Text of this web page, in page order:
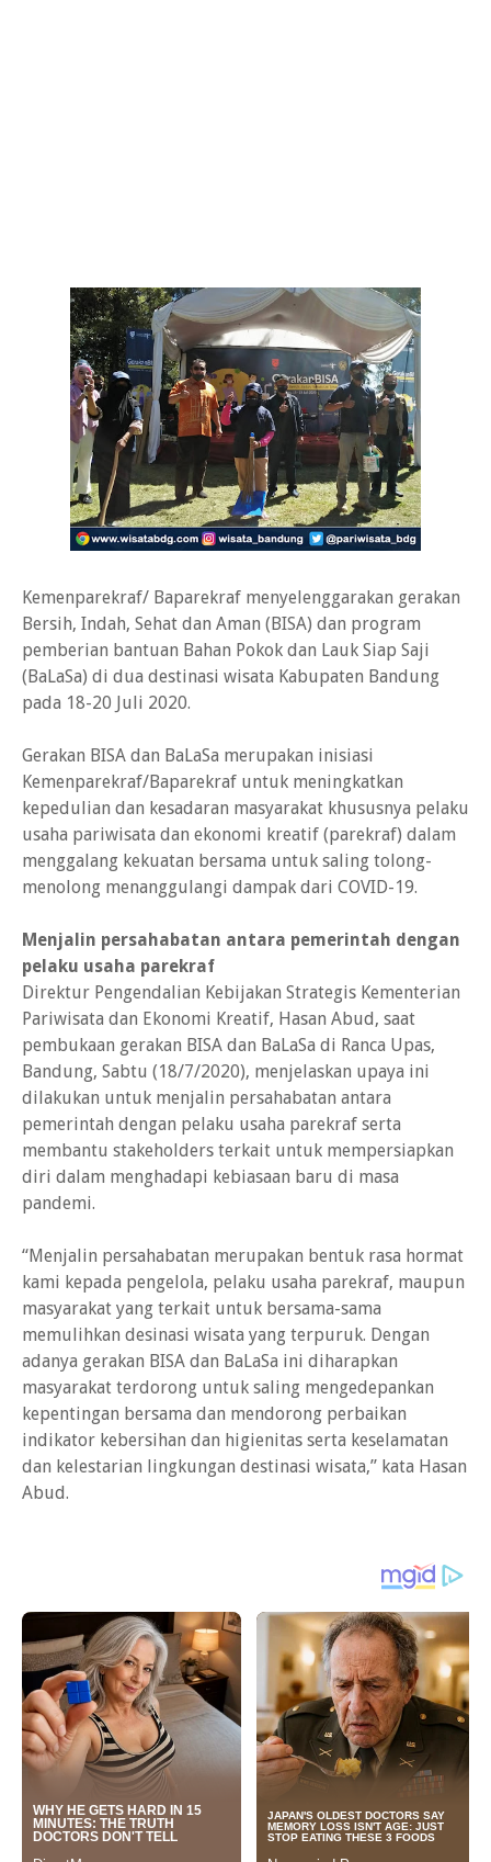
Kemenparekraf/ Baparekraf menyelenggarakan gerakan
Bersih, Indah, Sehat dan Aman (BISA) dan program
pemberian bantuan Bahan Pokok dan Lauk Siap Saji
(BaLaSa) di dua destinasi wisata Kabupaten Bandung
pada 18-20 Juli 2020.
Gerakan BISA dan BaLaSa merupakan inisiasi
Kemenparekraf/Baparekraf untuk meningkatkan
kepedulian dan kesadaran masyarakat khususnya pelaku
usaha pariwisata dan ekonomi kreatif (parekraf) dalam
menggalang kekuatan bersama untuk saling tolong-
menolong menanggulangi dampak dari COVID-19.
Menjalin persahabatan antara pemerintah dengan
pelaku usaha parekraf
Direktur Pengendalian Kebijakan Strategis Kementerian
Pariwisata dan Ekonomi Kreatif, Hasan Abud, saat
pembukaan gerakan BISA dan BaLaSa di Ranca Upas,
Bandung, Sabtu (18/7/2020), menjelaskan upaya ini
dilakukan untuk menjalin persahabatan antara
pemerintah dengan pelaku usaha parekraf serta
membantu stakeholders terkait untuk mempersiapkan
diri dalam menghadapi kebiasaan baru di masa
pandemi.
“Menjalin persahabatan merupakan bentuk rasa hormat
kami kepada pengelola, pelaku usaha parekraf, maupun
masyarakat yang terkait untuk bersama-sama
memulihkan desinasi wisata yang terpuruk. Dengan
adanya gerakan BISA dan BaLaSa ini diharapkan
masyarakat terdorong untuk saling mengedepankan
kepentingan bersama dan mendorong perbaikan
indikator kebersihan dan higienitas serta keselamatan
dan kelestarian lingkungan destinasi wisata,” kata Hasan
Abud.